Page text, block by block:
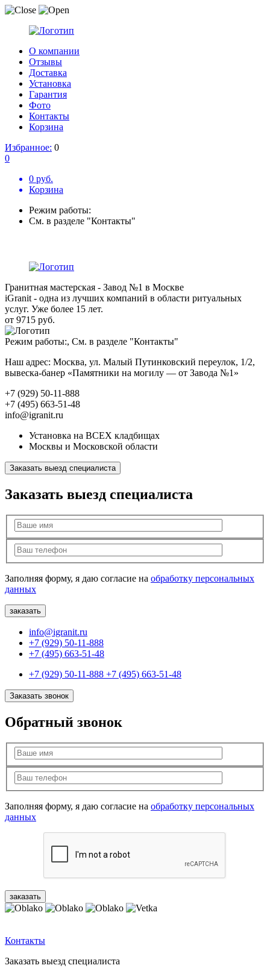
О компании
Отзывы
Доставка
Установка
Гарантия
Фото
Контакты
Корзина
Избранное: 0
0
0 руб.
Корзина
Режим работы:
См. в разделе "Контакты"
Гранитная мастерская - Завод №1 в Москве
iGranit - одна из лучших компаний в области ритуальных
услуг. Уже более 15 лет.
от 9715 руб.
Режим работы:, См. в разделе "Контакты"
Наш адрес: Москва, ул. Малый Путинковский переулок, 1/2,
вывеска-банер «Памятники на могилу — от Завода №1»
+7 (929) 50-11-888
+7 (495) 663-51-48
info@igranit.ru
Установка на ВСЕХ кладбищах
Москвы и Московской области
Заказать выезд специалиста
Заказать выезд специалиста
Заполняя форму, я даю согласие на обработку персональных
данных
info@igranit.ru
+7 (929) 50-11-888
+7 (495) 663-51-48
+7 (929) 50-11-888 +7 (495) 663-51-48
Заказать звонок
Обратный звонок
Заполняя форму, я даю согласие на обработку персональных
данных
Контакты
Заказать выезд специалиста